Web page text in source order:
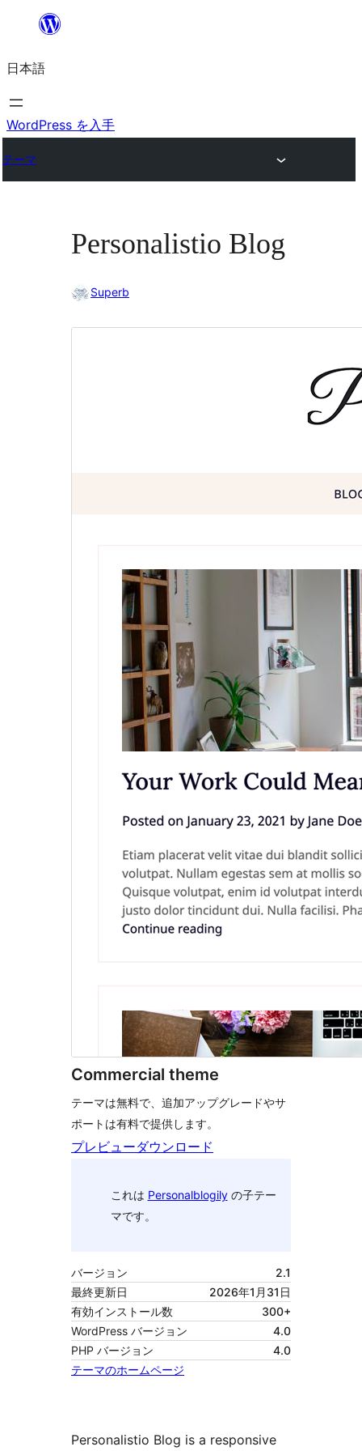
を
ス
キ
プ
日本語
WordPress を入手
テーマ
Personalistio Blog
Superb
Commercial theme
テーマは無料で、追加アップグレードやサ
ポートは有料で提供します。
プレビューダウンロード
これは Personalblogilyの子テー
マです。
バージョン
2.1
最終更新日
2026年1月31日
有効インストール数
300+
WordPress バージョン
4.0
PHP バージョン
4.0
テーマのホームページ
Personalistio Blog is a responsive